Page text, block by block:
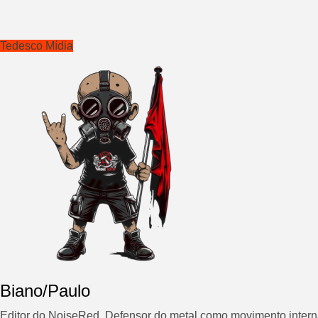
Tedesco Mídia
Biano/Paulo
Editor do NoiseRed. Defensor do metal como movimento